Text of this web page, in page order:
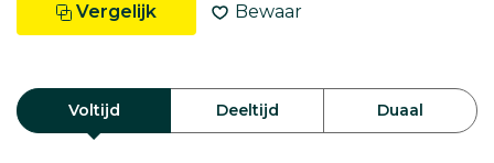
Vergelijk Bewaar
Voltijd Deeltijd Duaal